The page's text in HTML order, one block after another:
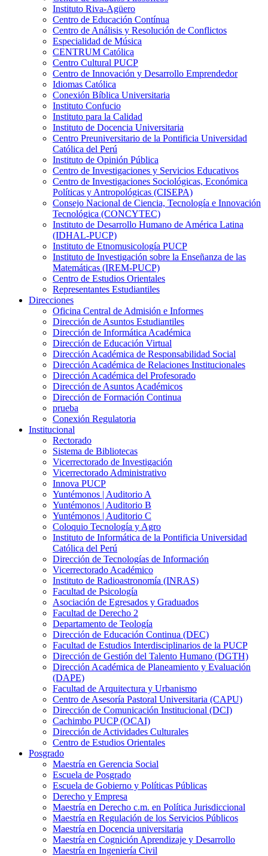
Instituto Riva-Agüero
Centro de Educación Contínua
Centro de Análisis y Resolución de Conflictos
Especialidad de Música
CENTRUM Católica
Centro Cultural PUCP
Centro de Innovación y Desarrollo Emprendedor
Idiomas Católica
Conexión Bíblica Universitaria
Instituto Confucio
Instituto para la Calidad
Instituto de Docencia Universitaria
Centro Preuniversitario de la Pontificia Universidad
Católica del Perú
Instituto de Opinión Pública
Centro de Investigaciones y Servicios Educativos
Centro de Investigaciones Sociológicas, Económica
Políticas y Antropológicas (CISEPA)
Consejo Nacional de Ciencia, Tecnología e Innovación
Tecnológica (CONCYTEC)
Instituto de Desarrollo Humano de América Latina
(IDHAL-PUCP)
Instituto de Etnomusicología PUCP
Instituto de Investigación sobre la Enseñanza de las
Matemáticas (IREM-PUCP)
Centro de Estudios Orientales
Representantes Estudiantiles
Direcciones
Oficina Central de Admisión e Informes
Dirección de Asuntos Estudiantiles
Dirección de Informática Académica
Dirección de Educación Virtual
Dirección Académica de Responsabilidad Social
Dirección Académica de Relaciones Institucionales
Dirección Académica del Profesorado
Dirección de Asuntos Académicos
Dirección de Formación Continua
prueba
Conexión Regulatoria
Institucional
Rectorado
Sistema de Bibliotecas
Vicerrectorado de Investigación
Vicerrectorado Administrativo
Innova PUCP
Yuntémonos | Auditorio A
Yuntémonos | Auditorio B
Yuntémonos | Auditorio C
Coloquio Tecnología y Agro
Instituto de Informática de la Pontificia Universidad
Católica del Perú
Dirección de Tecnologías de Información
Vicerrectorado Académico
Instituto de Radioastronomía (INRAS)
Facultad de Psicología
Asociación de Egresados y Graduados
Facultad de Derecho 2
Departamento de Teología
Dirección de Educación Continua (DEC)
Facultad de Estudios Interdisciplinarios de la PUCP
Dirección de Gestión del Talento Humano (DGTH)
Dirección Académica de Planeamiento y Evaluación
(DAPE)
Facultad de Arquitectura y Urbanismo
Centro de Asesoría Pastoral Universitaria (CAPU)
Dirección de Comunicación Institucional (DCI)
Cachimbo PUCP (OCAI)
Dirección de Actividades Culturales
Centro de Estudios Orientales
Posgrado
Maestría en Gerencia Social
Escuela de Posgrado
Escuela de Gobierno y Políticas Públicas
Derecho y Empresa
Maestría en Derecho c.m. en Política Jurisdiccional
Maestría en Regulación de los Servicios Públicos
Maestría en Docencia universitaria
Maestría en Cognición Aprendizaje y Desarrollo
Maestría en Ingeniería Civil